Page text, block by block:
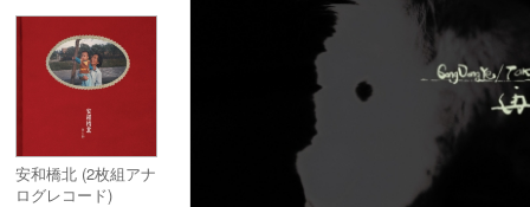
安和橋北 (2枚組アナ
ログレコード)